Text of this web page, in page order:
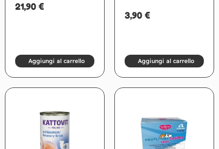
21,90 €
Aggiungi al carrello
3,90 €
Aggiungi al carrello